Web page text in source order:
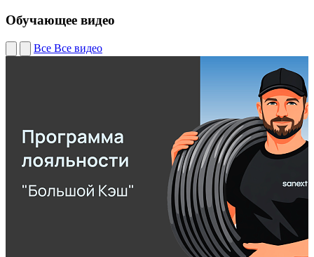
Обучающее видео
Все Все видео